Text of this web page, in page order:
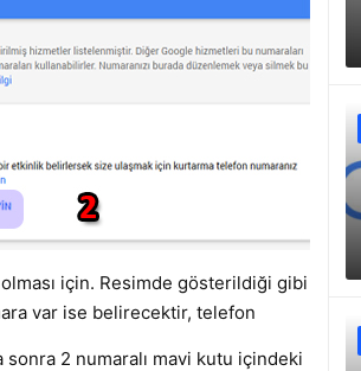
olması için. Resimde gösterildiği gibi
var ise belirecektir, telefon
sonra 2 numaralı mavi kutu içindeki